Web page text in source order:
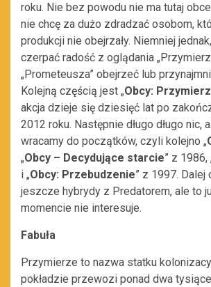
roku. Nie bez powodu nie ma tutaj
nie chcę za dużo zdradzać osobom,
produkcji nie obejrzały. Niemniej
czerpać radość z oglądania
„Prometeusza” obejrzeć lub
Kolejną częścią jest „Obcy:
akcja dzieje się dziesięć lat po
2012 roku. Następnie długo długo nic,
wracamy do początków, czyli kolejno „
„Obcy – Decydujące starcie” z 1986,
i „Obcy: Przebudzenie” z 1997.
jeszcze hybrydy z Predatorem, ale to
momencie nie interesuje.
Fabuła
Przymierze to nazwa statku
pokładzie przewozi ponad dwa tysiące